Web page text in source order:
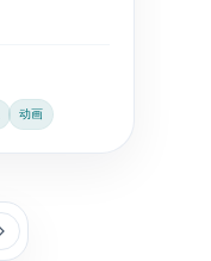
动画